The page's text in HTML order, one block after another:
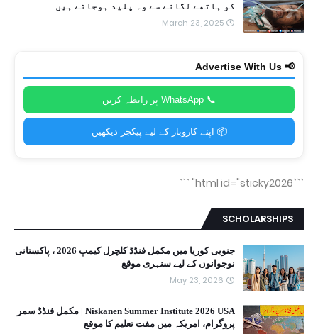
کو ہاتھے لگانے سے وہ پلید ہوجاتے ہیں
March 23, 2025
📢 Advertise With Us
📞 WhatsApp پر رابطہ کریں
📦 اپنے کاروبار کے لیے پیکجز دیکھیں
```html id="sticky2026"
```
SCHOLARSHIPS
جنوبی کوریا میں مکمل فنڈڈ کلچرل کیمپ 2026 ، پاکستانی
نوجوانوں کے لیے سنہری موقع
May 23, 2026
Niskanen Summer Institute 2026 USA | مکمل فنڈڈ سمر
پروگرام، امریکہ میں مفت تعلیم کا موقع